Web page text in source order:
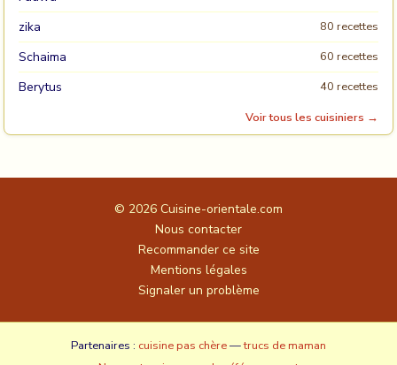
zika 80 recettes
Schaima 60 recettes
Berytus
40 recettes
Voir tous les cuisiniers →
© 2026 Cuisine-orientale.com
Nous contacter
Recommander ce site
Mentions légales
Signaler un problème
Partenaires : cuisine pas chère—trucs de maman